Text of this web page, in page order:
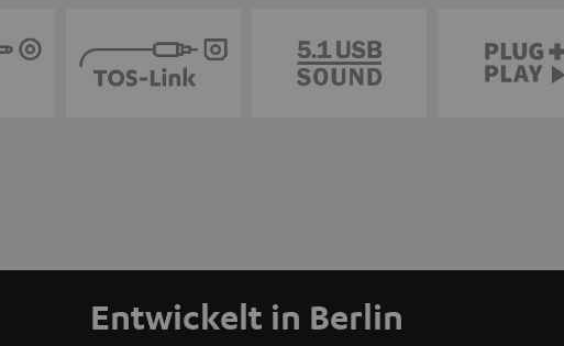
Entwickelt in Berlin